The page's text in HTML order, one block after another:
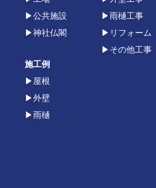
▶公共施設
▶神社仏閣
施工例
▶屋根
▶外壁
▶雨樋
▶雨樋工事
▶ リフォーム
▶ その他工事